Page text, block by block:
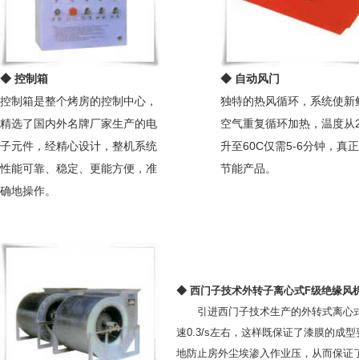
◆ 控制箱
控制箱是整个烤房的控制中心，
精选了国内外名牌厂家生产的电
子元件，经精心设计，整机系统
性能可靠、稳定、更能方便，准
确地操作。
◆ 自动风门
独特的热风循环，系统使新
空气重复循环加热，温度从
升至60C仅需5-6分钟，真
节能产品。
◆ 西门子技术外转子离心式F级绝缘风
引进西门子技术生产的外转式离心
速0.3/s左右，这样既保证了漆膜的成
地防止房外尘埃渗入作业压，从而保证